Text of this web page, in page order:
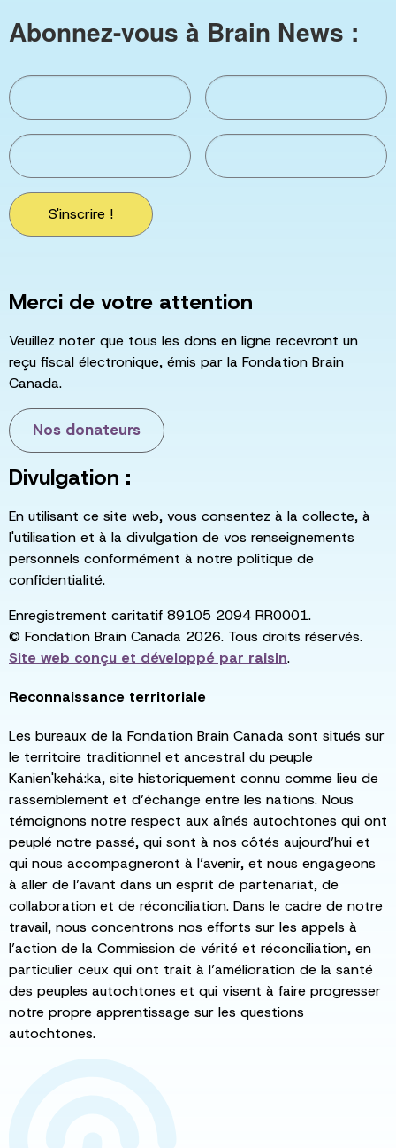
Abonnez-vous à Brain News :
S'inscrire !
Merci de votre attention
Veuillez noter que tous les dons en ligne recevront un
reçu fiscal électronique, émis par la Fondation Brain
Canada.
Nos donateurs
Divulgation :
En utilisant ce site web, vous consentez à la collecte, à
l'utilisation et à la divulgation de vos renseignements
personnels conformément à notre politique de
confidentialité.
Enregistrement caritatif 89105 2094 RR0001.
© Fondation Brain Canada 2026. Tous droits réservés.
Site web conçu et développé par raisin.
Reconnaissance territoriale
Les bureaux de la Fondation Brain Canada sont situés sur
le territoire traditionnel et ancestral du peuple
Kanien'kehá:ka, site historiquement connu comme lieu de
rassemblement et d’échange entre les nations. Nous
témoignons notre respect aux aînés autochtones qui ont
peuplé notre passé, qui sont à nos côtés aujourd’hui et
qui nous accompagneront à l’avenir, et nous engageons
à aller de l’avant dans un esprit de partenariat, de
collaboration et de réconciliation. Dans le cadre de notre
travail, nous concentrons nos efforts sur les appels à
l’action de la Commission de vérité et réconciliation, en
particulier ceux qui ont trait à l’amélioration de la santé
des peuples autochtones et qui visent à faire progresser
notre propre apprentissage sur les questions
autochtones.